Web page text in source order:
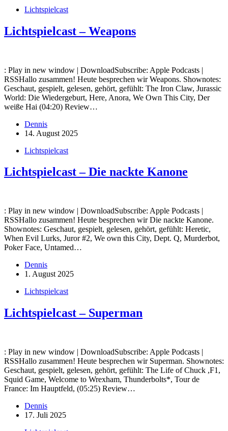
Lichtspielcast
Lichtspielcast – Weapons
: Play in new window | DownloadSubscribe: Apple Podcasts |
RSSHallo zusammen! Heute besprechen wir Weapons. Shownotes:
Geschaut, gespielt, gelesen, gehört, gefühlt: The Iron Claw, Jurassic
World: Die Wiedergeburt, Here, Anora, We Own This City, Der
weiße Hai (04:20) Review…
Dennis
14. August 2025
Lichtspielcast
Lichtspielcast – Die nackte Kanone
: Play in new window | DownloadSubscribe: Apple Podcasts |
RSSHallo zusammen! Heute besprechen wir Die nackte Kanone.
Shownotes: Geschaut, gespielt, gelesen, gehört, gefühlt: Heretic,
When Evil Lurks, Juror #2, We own this City, Dept. Q, Murderbot,
Poker Face, Untamed…
Dennis
1. August 2025
Lichtspielcast
Lichtspielcast – Superman
: Play in new window | DownloadSubscribe: Apple Podcasts |
RSSHallo zusammen! Heute besprechen wir Superman. Shownotes:
Geschaut, gespielt, gelesen, gehört, gefühlt: The Life of Chuck ,F1,
Squid Game, Welcome to Wrexham, Thunderbolts*, Tour de
France: Im Hauptfeld, (05:25) Review…
Dennis
17. Juli 2025